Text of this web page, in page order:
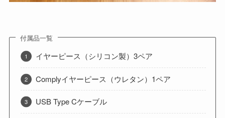
付属品一覧
イヤーピース（シリコン製）3ペア
Complyイヤーピース（ウレタン）1ペア
USB Type Cケーブル